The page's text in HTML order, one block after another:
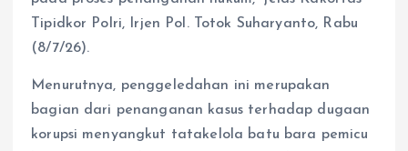
Tipidkor Polri, Irjen Pol. Totok Suharyanto, Rabu
(8/7/26).
Menurutnya, penggeledahan ini merupakan
bagian dari penanganan kasus terhadap dugaan
korupsi menyangkut tatakelola batu bara pemicu